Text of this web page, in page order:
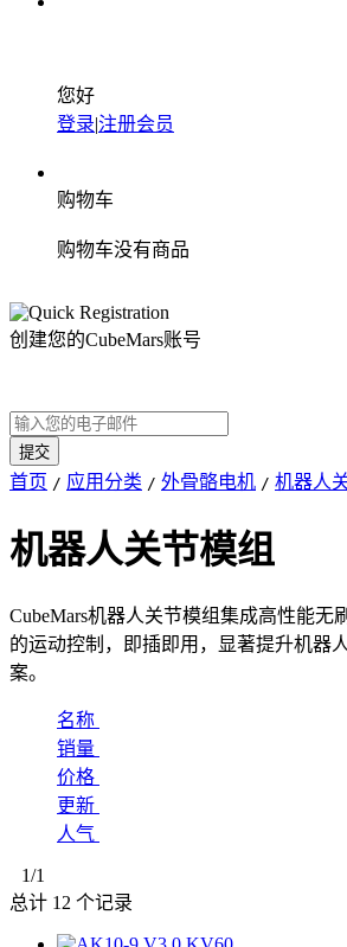
您好
登录|注册会员
购物车
购物车没有商品
创建您的CubeMars账号
首页 / 应用分类 / 外骨骼电机 / 机器人
机器人关节模组
CubeMars机器人关节模组集成高性能
的运动控制，即插即用，显著提升机器
案。
名称
销量
价格
更新
人气
1/1
总计 12 个记录